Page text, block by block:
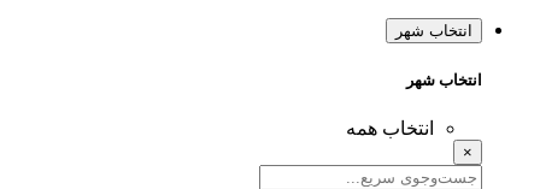
انتخاب شهر
انتخاب شهر
انتخاب همه
×